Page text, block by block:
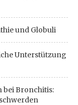
und Globuli
Unterstützung
bei Bronchitis: